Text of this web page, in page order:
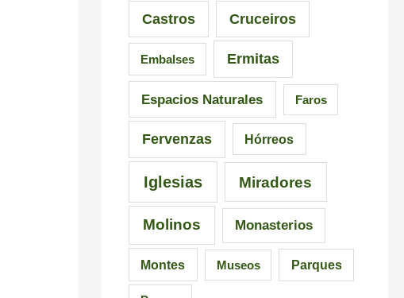
Castros Cruceiros
Embalses Ermitas
Espacios Naturales Faros
Fervenzas Hórreos
Iglesias Miradores
Molinos Monasterios
Montes Museos Parques